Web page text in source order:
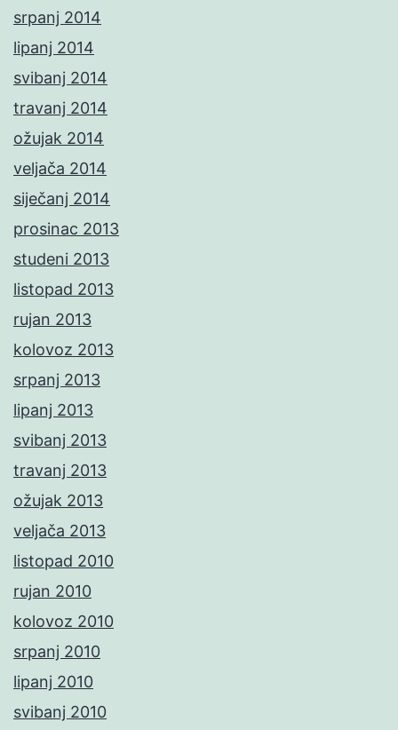
srpanj 2014
lipanj 2014
svibanj 2014
travanj 2014
ožujak 2014
veljača 2014
siječanj 2014
prosinac 2013
studeni 2013
listopad 2013
rujan 2013
kolovoz 2013
srpanj 2013
lipanj 2013
svibanj 2013
travanj 2013
ožujak 2013
veljača 2013
listopad 2010
rujan 2010
kolovoz 2010
srpanj 2010
lipanj 2010
svibanj 2010